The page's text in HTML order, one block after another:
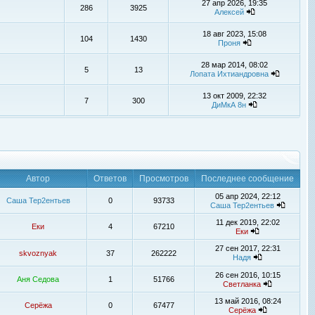
286 3925
27 апр 2026, 19:35
Алексей
104 1430
18 авг 2023, 15:08
Проня
5 13
28 мар 2014, 08:02
Лопата Ихтиандровна
7 300
13 окт 2009, 22:32
ДиМкА 8н
Автор Ответов Просмотров Последнее сообщение
Саша Тер2ентьев 0 93733
05 апр 2024, 22:12
Саша Тер2ентьев
Еки 4 67210
11 дек 2019, 22:02
Еки
skvoznyak 37 262222
27 сен 2017, 22:31
Надя
Аня Седова 1 51766
26 сен 2016, 10:15
Светланка
Серёжа 0 67477
13 май 2016, 08:24
Серёжа